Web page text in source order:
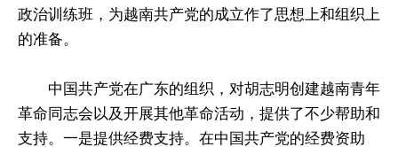
政治训练班，为越南共产党的成立作了思想上和组织上
的准备。
中国共产党在广东的组织，对胡志明创建越南青年
革命同志会以及开展其他革命活动，提供了不少帮助和
支持。一是提供经费支持。在中国共产党的经费资助